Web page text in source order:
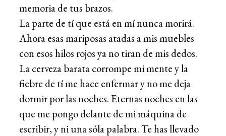
memoria de tus brazos.
La parte de tí que está en mí nunca morirá.
Ahora esas mariposas atadas a mis muebles
con esos hilos rojos ya no tiran de mis dedos.
La cerveza barata corrompe mi mente y la
fiebre de tí me hace enfermar y no me deja
dormir por las noches. Eternas noches en las
que me pongo delante de mi máquina de
escribir, y ni una sóla palabra. Te has llevado